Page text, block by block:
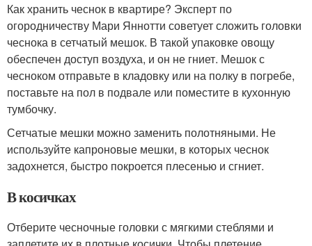
Как хранить чеснок в квартире? Эксперт по
огородничеству Мари Яннотти советует сложить головки
чеснока в сетчатый мешок. В такой упаковке овощу
обеспечен доступ воздуха, и он не гниет. Мешок с
чесноком отправьте в кладовку или на полку в погребе,
поставьте на пол в подвале или поместите в кухонную
тумбочку.
Сетчатые мешки можно заменить полотняными. Не
используйте капроновые мешки, в которых чеснок
задохнется, быстро покроется плесенью и сгниет.
В косичках
Отберите чесночные головки с мягкими стеблями и